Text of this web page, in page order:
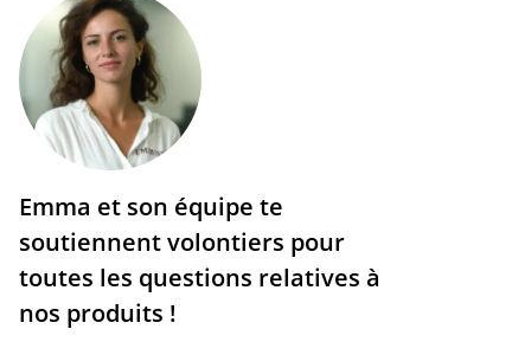
Emma et son équipe te
soutiennent volontiers pour
toutes les questions relatives à
nos produits !